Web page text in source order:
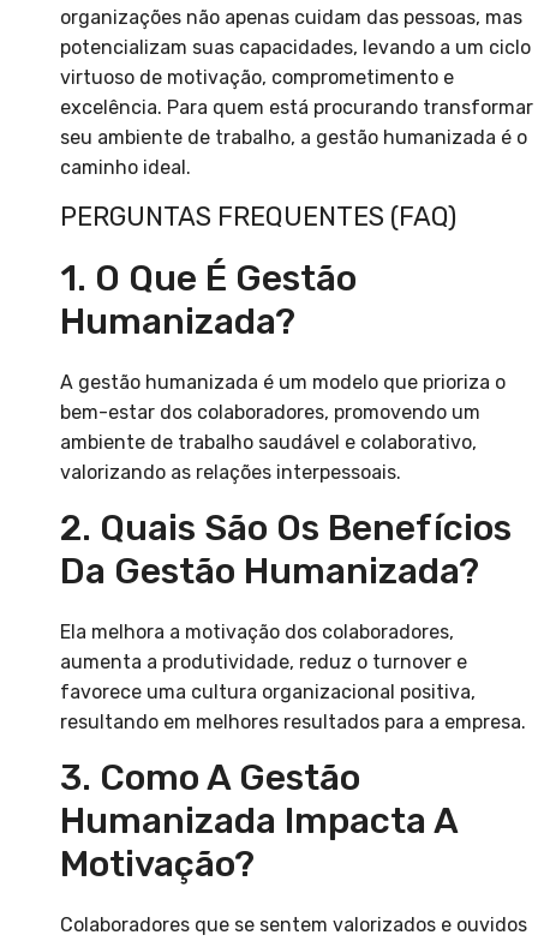
organizações não apenas cuidam das pessoas, mas
potencializam suas capacidades, levando a um ciclo
virtuoso de motivação, comprometimento e
excelência. Para quem está procurando transformar
seu ambiente de trabalho, a gestão humanizada é o
caminho ideal.
PERGUNTAS FREQUENTES (FAQ)
1. O Que É Gestão
Humanizada?
A gestão humanizada é um modelo que prioriza o
bem-estar dos colaboradores, promovendo um
ambiente de trabalho saudável e colaborativo,
valorizando as relações interpessoais.
2. Quais São Os Benefícios
Da Gestão Humanizada?
Ela melhora a motivação dos colaboradores,
aumenta a produtividade, reduz o turnover e
favorece uma cultura organizacional positiva,
resultando em melhores resultados para a empresa.
3. Como A Gestão
Humanizada Impacta A
Motivação?
Colaboradores que se sentem valorizados e ouvidos